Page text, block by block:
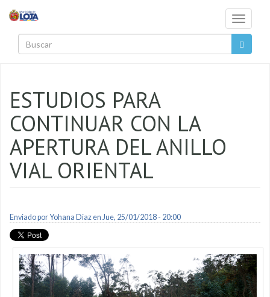
Toggle
ESTUDIOS PARA
CONTINUAR CON LA
APERTURA DEL ANILLO
VIAL ORIENTAL
Enviado porYohana Diazen Jue, 25/01/2018 - 20:00